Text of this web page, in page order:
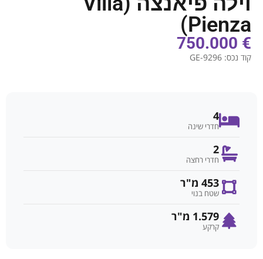
Pienza)
€ 750.000
קוד נכס: GE-9296
4
חדרי שינה
2
חדרי רחצה
453 מ"ר
שטח בנוי
1.579 מ"ר
קרקע